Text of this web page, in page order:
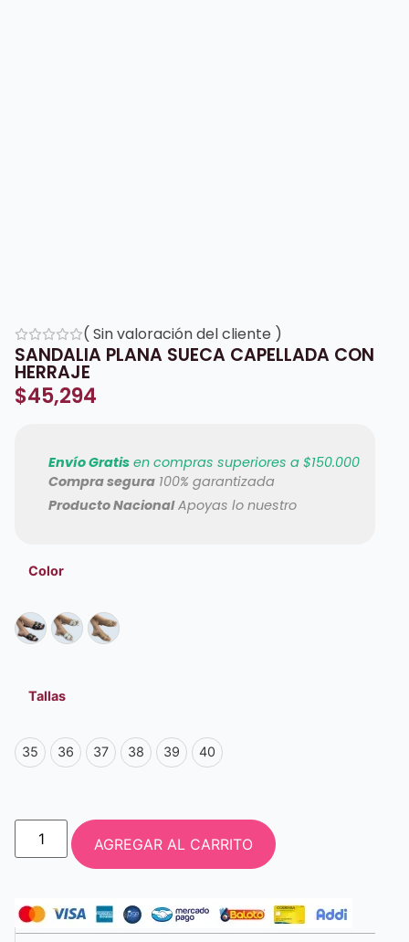
( Sin valoración del cliente )
SANDALIA PLANA SUECA CAPELLADA CON
HERRAJE
$45,294
Envío Gratis en compras superiores a $150.000
Compra segura 100% garantizada
Producto NacionalApoyas lo nuestro
Color
Tallas
35 36 37 38 39 40
AGREGAR AL CARRITO